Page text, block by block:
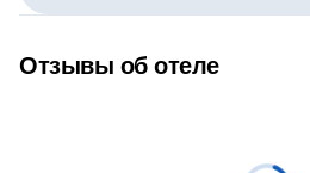
Отзывы об отеле